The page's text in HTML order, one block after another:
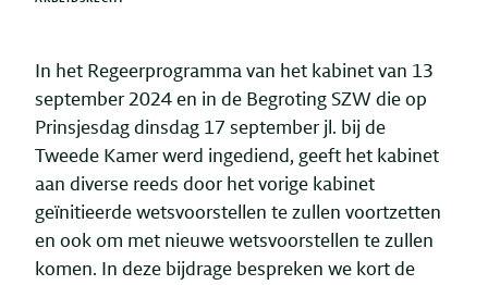
In het Regeerprogramma van het kabinet van 13
september 2024 en in de Begroting SZW die op
Prinsjesdag dinsdag 17 september jl. bij de
Tweede Kamer werd ingediend, geeft het kabinet
aan diverse reeds door het vorige kabinet
geïnitieerde wetsvoorstellen te zullen voortzetten
en ook om met nieuwe wetsvoorstellen te zullen
komen. In deze bijdrage bespreken we kort de